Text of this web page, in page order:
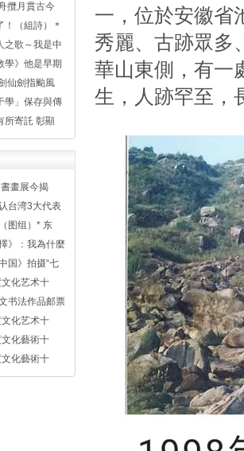
攬月貫古今
！（組詩）＊
之歌～我是中
學》他是早期
仙劍指颱風
學」保存與傳
所寄託 彰顯
畫展今揭
台湾3大代表
图组）* 东
》：我為什麼
国》拍摄“七
化艺术十
书法作品邮票
化艺术十
化藝術十
化藝術十
一，位於安徽省
秀麗、古跡眾多
華山東側，有一
生，人跡罕至，